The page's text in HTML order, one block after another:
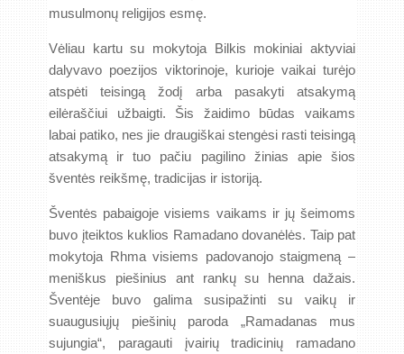
musulmonų religijos esmę.
Vėliau kartu su mokytoja Bilkis mokiniai aktyviai
dalyvavo poezijos viktorinoje, kurioje vaikai turėjo
atspėti teisingą žodį arba pasakyti atsakymą
eilėraščiui užbaigti. Šis žaidimo būdas vaikams
labai patiko, nes jie draugiškai stengėsi rasti teisingą
atsakymą ir tuo pačiu pagilino žinias apie šios
šventės reikšmę, tradicijas ir istoriją.
Šventės pabaigoje visiems vaikams ir jų šeimoms
buvo įteiktos kuklios Ramadano dovanėlės. Taip pat
mokytoja Rhma visiems padovanojo staigmeną –
meniškus piešinius ant rankų su henna dažais.
Šventėje buvo galima susipažinti su vaikų ir
suaugusiųjų piešinių paroda „Ramadanas mus
sujungia“, paragauti įvairių tradicinių ramadano